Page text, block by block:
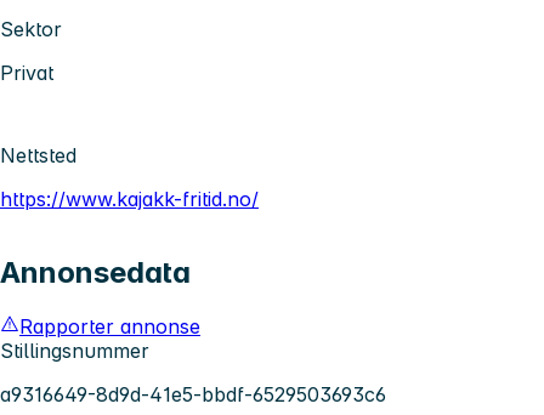
Sektor
Privat
Nettsted
https://www.kajakk-fritid.no/
Annonsedata
Rapporter annonse
Stillingsnummer
a9316649-8d9d-41e5-bbdf-6529503693c6